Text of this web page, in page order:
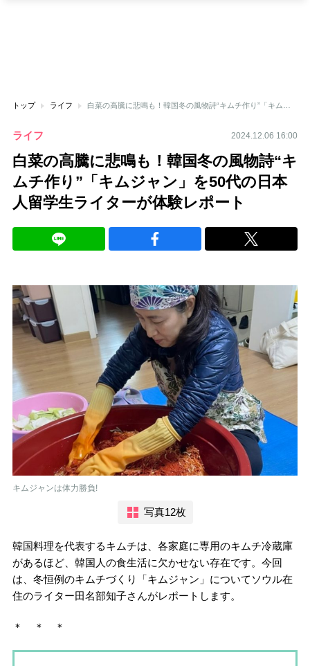
トップ ライフ
ライフ 2024.12.06 16:00
白菜の高騰に悲鳴も！韓国冬の風物詩“キ
ムチ作り”「キムジャン」を50代の日本
人留学生ライターが体験レポート
キムジャンは体力勝負!
写真12枚
韓国料理を代表するキムチは、各家庭に専用のキムチ冷蔵庫
があるほど、韓国人の食生活に欠かせない存在です。今回
は、冬恒例のキムチづくり「キムジャン」についてソウル在
住のライター田名部知子さんがレポートします。
＊ ＊ ＊